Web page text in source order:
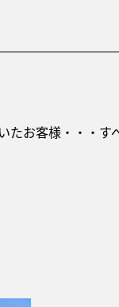
たお客様・・・す